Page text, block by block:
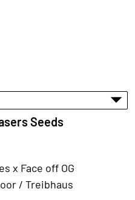
Seeds
x Face off OG
/ Treibhaus